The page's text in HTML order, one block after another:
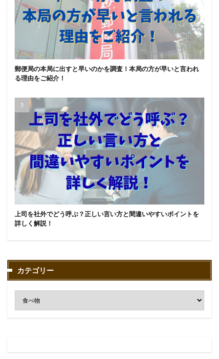
郵便局の本局に出すと早いのかを調査！本局の方が早いと言われ
る理由をご紹介！
上司を社外でどう呼ぶ？正しい言い方と間違いやすいポイントを
詳しく解説！
カテゴリー